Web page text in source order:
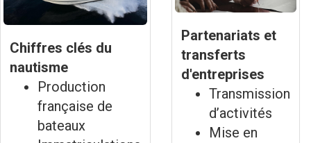
Chiffres clés du
nautisme
Production
française de
bateaux
Partenariats et
transferts
d'entreprises
Transmission
d’activités
Mise en